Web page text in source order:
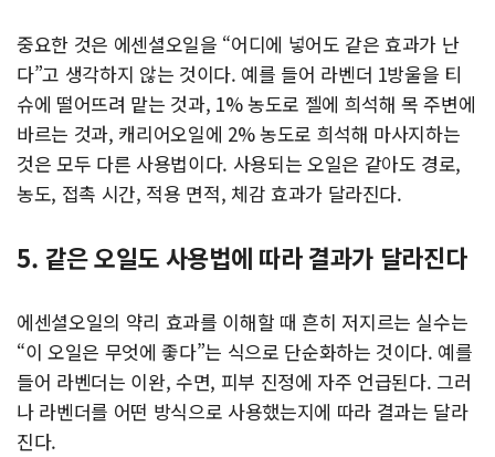
중요한 것은 에센셜오일을 “어디에 넣어도 같은 효과가 난
다”고 생각하지 않는 것이다. 예를 들어 라벤더 1방울을 티
슈에 떨어뜨려 맡는 것과, 1% 농도로 젤에 희석해 목 주변에
바르는 것과, 캐리어오일에 2% 농도로 희석해 마사지하는
것은 모두 다른 사용법이다. 사용되는 오일은 같아도 경로,
농도, 접촉 시간, 적용 면적, 체감 효과가 달라진다.
5. 같은 오일도 사용법에 따라 결과가 달라진다
에센셜오일의 약리 효과를 이해할 때 흔히 저지르는 실수는
“이 오일은 무엇에 좋다”는 식으로 단순화하는 것이다. 예를
들어 라벤더는 이완, 수면, 피부 진정에 자주 언급된다. 그러
나 라벤더를 어떤 방식으로 사용했는지에 따라 결과는 달라
진다.